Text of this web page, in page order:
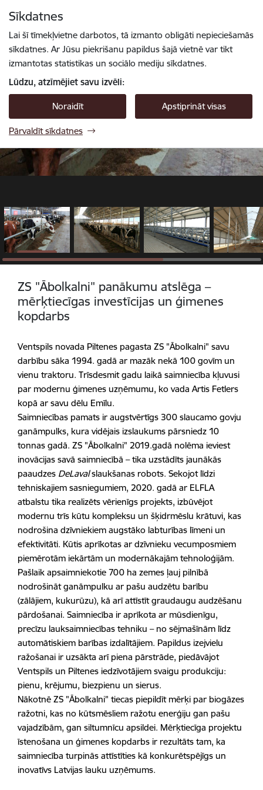
Sīkdatnes
Lai šī tīmekļvietne darbotos, tā izmanto obligāti nepieciešamās
sīkdatnes. Ar Jūsu piekrišanu papildus šajā vietnē var tikt
izmantotas statistikas un sociālo mediju sīkdatnes.
Lūdzu, atzīmējiet savu izvēli:
Noraidīt Apstiprināt visas
Pārvaldīt sīkdatnes
1 / 6
ZS "Ābolkalni" panākumu atslēga –
mērķtiecīgas investīcijas un ģimenes
kopdarbs
Ventspils novada Piltenes pagasta ZS "Ābolkalni" savu
darbību sāka 1994. gadā ar mazāk nekā 100 govīm un
vienu traktoru. Trīsdesmit gadu laikā saimniecība kļuvusi
par modernu ģimenes uzņēmumu, ko vada Artis Fetlers
kopā ar savu dēlu Emīlu.
Saimniecības pamats ir augstvērtīgs 300 slaucamo govju
ganāmpulks, kura vidējais izslaukums pārsniedz 10
tonnas gadā. ZS "Ābolkalni" 2019.gadā nolēma ieviest
inovācijas savā saimniecībā – tika uzstādīts jaunākās
paaudzes DeLavalslaukšanas robots. Sekojot līdzi
tehniskajiem sasniegumiem, 2020. gadā ar ELFLA
atbalstu tika realizēts vērienīgs projekts, izbūvējot
modernu trīs kūtu kompleksu un šķidrmēslu krātuvi, kas
nodrošina dzīvniekiem augstāko labturības līmeni un
efektivitāti. Kūtis aprīkotas ar dzīvnieku vecumposmiem
piemērotām iekārtām un modernākajām tehnoloģijām.
Pašlaik apsaimniekotie 700 ha zemes ļauj pilnībā
nodrošināt ganāmpulku ar pašu audzētu barību
(zālājiem, kukurūzu), kā arī attīstīt graudaugu audzēšanu
pārdošanai. Saimniecība ir aprīkota ar mūsdienīgu,
precīzu lauksaimniecības tehniku – no sējmašīnām līdz
automātiskiem barības izdalītājiem. Papildus izejvielu
ražošanai ir uzsākta arī piena pārstrāde, piedāvājot
Ventspils un Piltenes iedzīvotājiem svaigu produkciju:
pienu, krējumu, biezpienu un sierus.
Nākotnē ZS "Ābolkalni" tiecas piepildīt mērķi par biogāzes
ražotni, kas no kūtsmēsliem ražotu enerģiju gan pašu
vajadzībām, gan siltumnīcu apsildei. Mērķtiecīga projektu
īstenošana un ģimenes kopdarbs ir rezultāts tam, ka
saimniecība turpinās attīstīties kā konkurētspējīgs un
inovatīvs Latvijas lauku uzņēmums.